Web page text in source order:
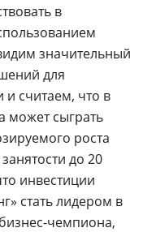
в
значительный
для
считаем, что в
может сыграть
роста
до 20
инвестиции
стать лидером в
чемпиона,